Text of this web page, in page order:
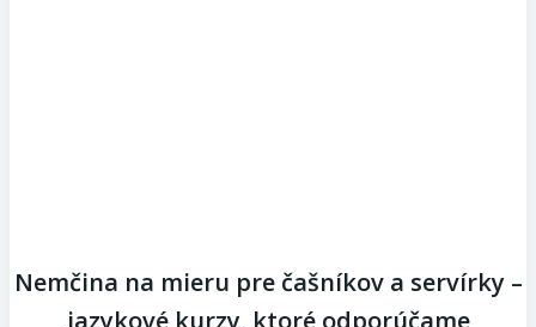
Nemčina na mieru pre čašníkov a servírky –
jazykové kurzy, ktoré odporúčame